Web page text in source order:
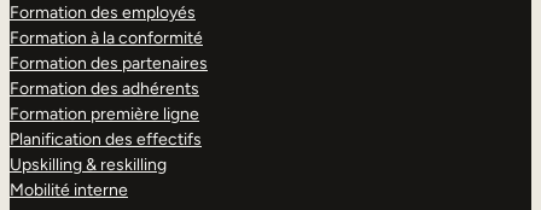
Formation des employés
Formation à la conformité
Formation des partenaires
Formation des adhérents
Formation première ligne
Planification des effectifs
Upskilling & reskilling
Mobilité interne